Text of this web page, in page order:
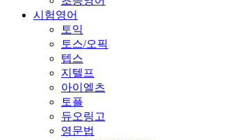
시험영어
토익
토스/오픽
텝스
지텔프
아이엘츠
토플
듀오링고
영문법